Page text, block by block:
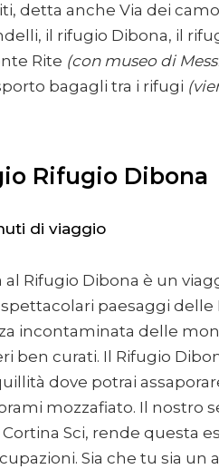
detta anche Via dei
il rifugio Dibona, il
Rite (con museo di
bagagli tra i rifugi
Rifugio Dibona
di viaggio
al Rifugio Dibona è un
paesaggi delle
incontaminata delle
ben curati. Il Rifugio
dove potrai
mozzafiato. Il nostro
Sci, rende questa
Sia che tu sia un